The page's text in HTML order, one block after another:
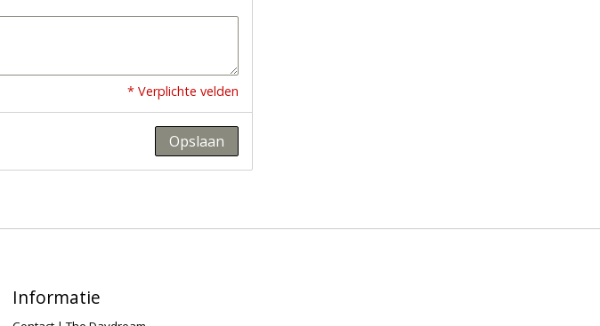
* Verplichte velden
Opslaan
Informatie